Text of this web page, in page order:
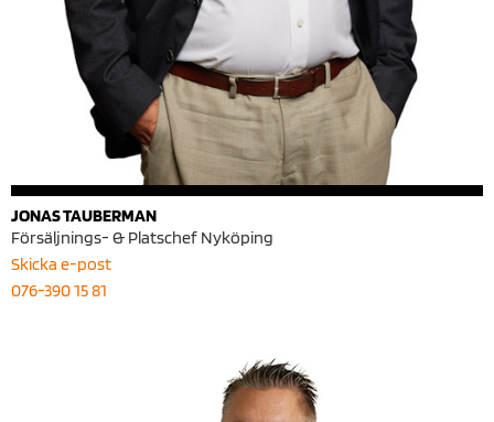
JONAS TAUBERMAN
Försäljnings- & Platschef Nyköping
Skicka e-post
076-390 15 81